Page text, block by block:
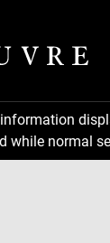
while normal